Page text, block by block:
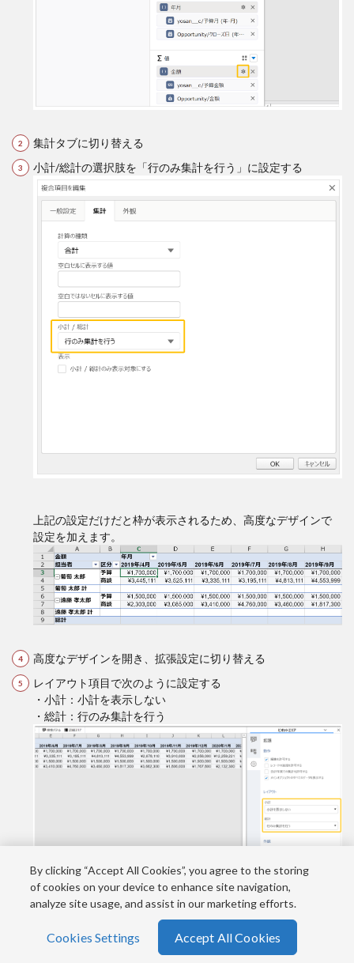
集計タブに切り替える
小計/総計の選択肢を「行のみ集計を行う」に設定する
上記の設定だけだと枠が表示されるため、高度なデザインで
設定を加えます。
高度なデザインを開き、拡張設定に切り替える
レイアウト項目で次のように設定する
・小計：小計を表示しない
・総計：行のみ集計を行う
ここまで設定すると、このようになります。
メニュー
By clicking “Accept All Cookies”, you agree to the storing
of cookies on your device to enhance site navigation,
analyze site usage, and assist in our marketing efforts.
Cookies Settings Accept All Cookies